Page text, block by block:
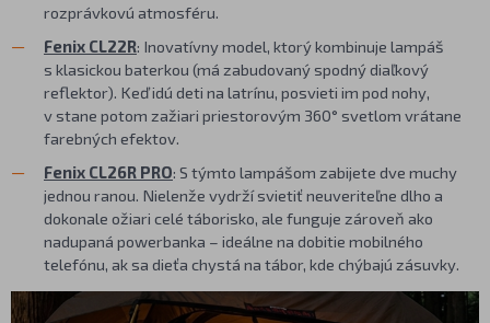
rozprávkovú atmosféru.
Fenix CL22R: Inovatívny model, ktorý kombinuje lampáš
s klasickou baterkou (má zabudovaný spodný diaľkový
reflektor). Keď idú deti na latrínu, posvieti im pod nohy,
v stane potom zažiari priestorovým 360° svetlom vrátane
farebných efektov.
Fenix CL26R PRO: S týmto lampášom zabijete dve muchy
jednou ranou. Nielenže vydrží svietiť neuveriteľne dlho a
dokonale ožiari celé táborisko, ale funguje zároveň ako
nadupaná powerbanka – ideálne na dobitie mobilného
telefónu, ak sa dieťa chystá na tábor, kde chýbajú zásuvky.